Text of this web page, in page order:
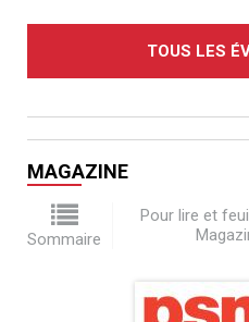
TOUS LES
MAGAZINE
Sommaire
Pour lire et